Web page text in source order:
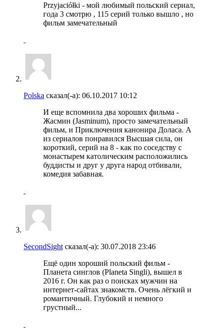
Przyjaciółki - мой любимый польский сериал,
года 3 смотрю , 115 серий только вышло , но
фильм замечательный
Polska сказал(-а): 06.10.2017 10:12
И еще вспомнила два хороших фильма -
Жасмин (Jasminum), просто замечательный
фильм, и Приключения канонира Доласа. А
из сериалов понравился Высшая сила, он
короткий, серий на 8 - как по соседству с
монастырем католическим расположились
буддисты и друг у друга народ отбивали,
комедия забавная.
SecondSight сказал(-а): 30.07.2018 23:46
Ещё один хороший польский фильм -
Планета синглов (Planeta Singli), вышел в
2016 г. Он как раз о поисках мужчин на
интернет-сайтах знакомств. Очень лёгкий и
романтичный. Глубокий и немного
грустный...